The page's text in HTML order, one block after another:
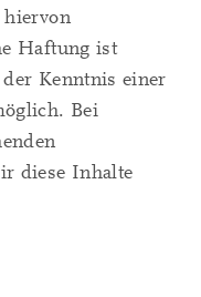
hiervon
Haftung ist
Kenntnis einer
Bei
diese Inhalte